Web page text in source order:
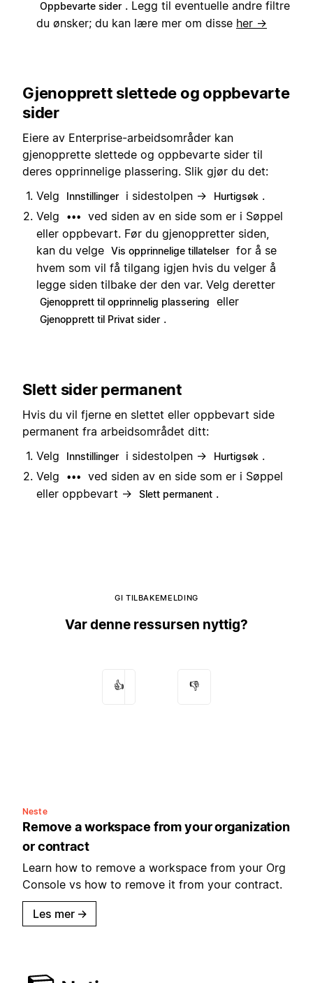
Oppbevarte sider . Legg til eventuelle andre filtre
du ønsker; du kan lære mer om disse her →
Gjenopprett slettede og oppbevarte
sider
Eiere av Enterprise-arbeidsområder kan
gjenopprette slettede og oppbevarte sider til
deres opprinnelige plassering. Slik gjør du det:
Velg
Innstillinger i sidestolpen → Hurtigsøk .
Velg
•••
ved siden av en side som er i Søppel
eller oppbevart. Før du gjenoppretter siden,
kan du velge Vis opprinnelige tillatelser for å se
hvem som vil få tilgang igjen hvis du velger å
legge siden tilbake der den var. Velg deretter
Gjenopprett til opprinnelig plassering eller
Gjenopprett til Privat sider .
Slett sider permanent
Hvis du vil fjerne en slettet eller oppbevart side
permanent fra arbeidsområdet ditt:
Velg
Innstillinger i sidestolpen → Hurtigsøk .
Velg
•••
ved siden av en side som er i Søppel
eller oppbevart →
Slett permanent .
GI TILBAKEMELDING
Var denne ressursen nyttig?
👍 👎
Neste
Remove a workspace from your organization
or contract
Learn how to remove a workspace from your Org
Console vs how to remove it from your contract.
Les mer →